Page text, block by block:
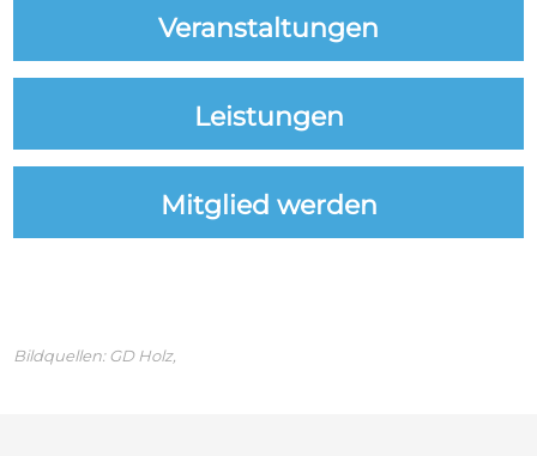
Veranstaltungen
Leistungen
Mitglied werden
Bildquellen:GD Holz,